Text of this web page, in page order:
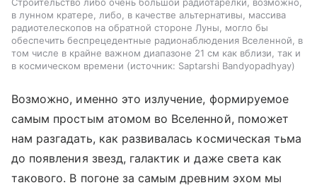
в лунном кратере, либо, в качестве альтернативы, массива
радиотелескопов на обратной стороне Луны, могло бы
обеспечить беспрецедентные радионаблюдения Вселенной, в
том числе в крайне важном диапазоне 21 см как вблизи, так и
в космическом времени
источник: Saptarshi Bandyopadhyay
Возможно, именно это излучение, формируемое
самым простым атомом во Вселенной, поможет
нам разгадать, как развивалась космическая тьма
до появления звезд, галактик и даже света как
такового. В погоне за самым древним эхом мы